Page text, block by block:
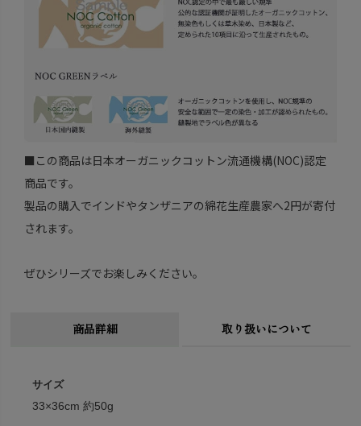
■この商品は日本オーガニックコットン流通機構(NOC)認定
商品です。
製品の購入でインドやタンザニアの綿花生産農家へ2円が寄付
されます。
ぜひシリーズでお楽しみください。
商品詳細 取り扱いについて
サイズ
33×36cm 約50g